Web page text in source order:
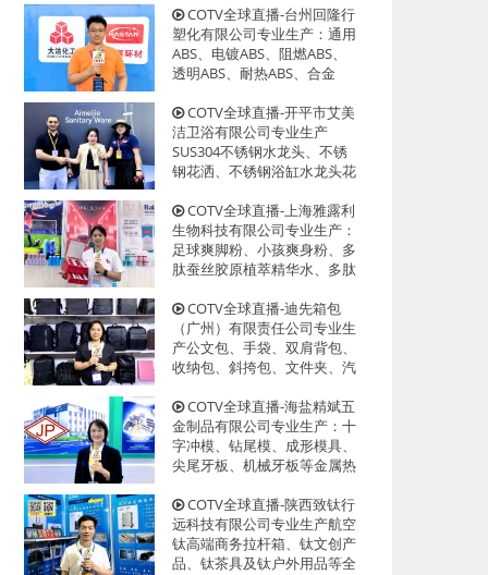
尚、制造精良、款式多样，现
货供应并承接国内外订单，欢
迎大家光临！
COTV全球直播-台州回隆行
塑化有限公司专业生产：通用
ABS、电镀ABS、阻燃ABS、
透明ABS、耐热ABS、合金
HIPS系列等创新型塑料颗粒产
品，欢迎大家光临！
COTV全球直播-开平市艾美
洁卫浴有限公司专业生产
SUS304不锈钢水龙头、不锈
钢花洒、不锈钢浴缸水龙头花
头、过滤净水龙头以及洗脸盆
等系列洁具产品、源头工厂，
欢迎大家光临！
COTV全球直播-上海雅露利
生物科技有限公司专业生产：
足球爽脚粉、小孩爽身粉、多
肽蚕丝胶原植萃精华水、多肽
健康产品，源头工厂，欢迎大
家光临！
COTV全球直播-迪先箱包
（广州）有限责任公司专业生
产公文包、手袋、双肩背包、
收纳包、斜挎包、文件夹、汽
品，欢迎大家光临！
COTV全球直播-海盐精斌五
金制品有限公司专业生产：十
字冲模、钻尾模、成形模具、
尖尾牙板、机械牙板等金属热
品，设计创新、匠心制造、款
式多样，源头工厂，欢迎大家
光临！
COTV全球直播-陕西致钛行
远科技有限公司专业生产航空
钛高端商务拉杆箱、钛文创产
品、钛茶具及钛户外用品等全